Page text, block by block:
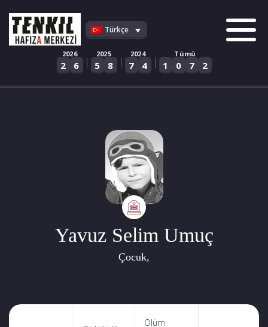
content
Türkçe
2026
2 6 |
2025
5 8 |
2024
7 4 |
Tümü
1 0 7 2
Yavuz Selim Umuç
Çocuk,
Ölüm